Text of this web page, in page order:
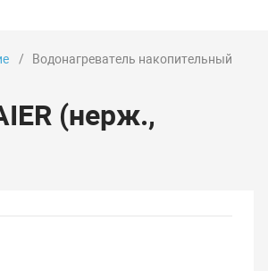
Водонагреватель накопительный
(нерж.,